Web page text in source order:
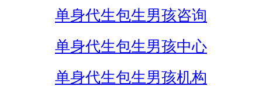
单身代生包生男孩咨询
单身代生包生男孩中心
单身代生包生男孩机构